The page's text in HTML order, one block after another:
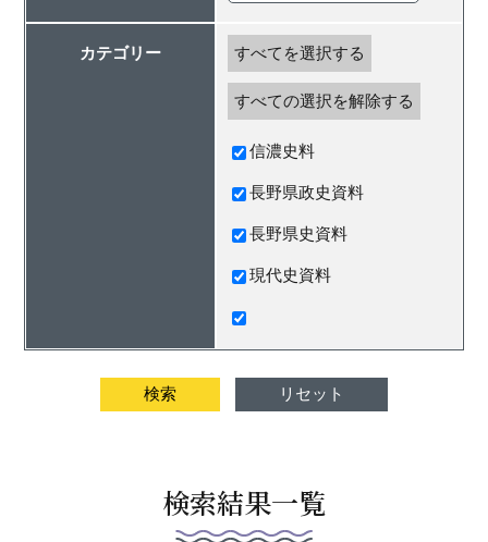
カテゴリー すべてを選択する
すべての選択を解除する
信濃史料
長野県政史資料
長野県史資料
現代史資料
検索結果一覧